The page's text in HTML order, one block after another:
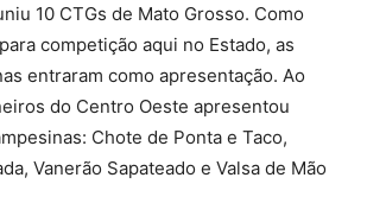
10 CTGs de Mato Grosso. Como
competição aqui no Estado, as
entraram como apresentação. Ao
do Centro Oeste apresentou
Chote de Ponta e Taco,
Vanerão Sapateado e Valsa de Mão